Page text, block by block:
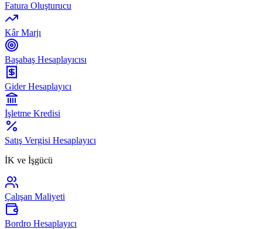
Fatura Oluşturucu
Kâr Marjı
Başabaş Hesaplayıcısı
Gider Hesaplayıcı
İşletme Kredisi
Satış Vergisi Hesaplayıcı
İK ve İşgücü
Çalışan Maliyeti
Bordro Hesaplayıcı